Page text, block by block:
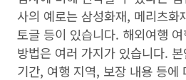
사의 예로는 삼성화재, 메리츠
토글 등이 있습니다. 해외여행
방법은 여러 가지가 있습니다.
기간, 여행 지역, 보장 내용 등에